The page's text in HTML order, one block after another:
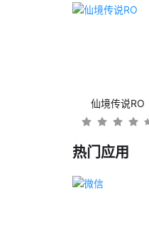
仙境传说RO
热门应用